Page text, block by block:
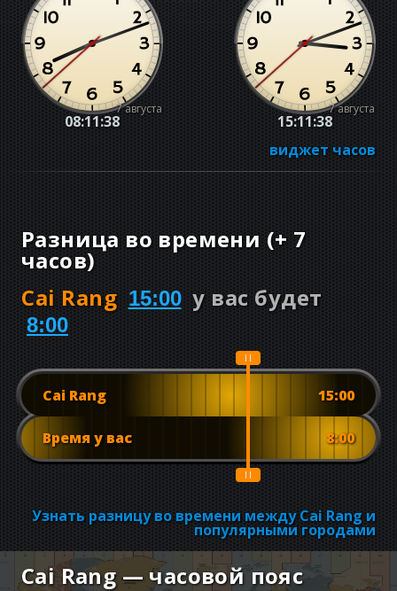
08:11:39
7 августа
15:11:39
7 августа
виджет часов
Разница во времени (+ 7
часов)
Cai Rang 15:00 у вас будет
8:00
Cai Rang 15:00
Время у вас 8:00
Узнать разницу во времени между Cai Rang и
популярными городами
Cai Rang — часовой пояс